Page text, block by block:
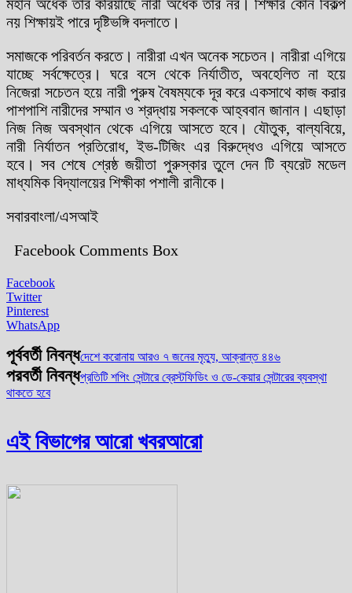
মহান অর্ধেক তার করিয়াছে নারী অর্ধেক তার নর। শিক্ষার কোন বিকল্প
নয় শিক্ষায়ই পারে দৃষ্টিভঙ্গি বদলাতে।
সমাজকে পরিবর্তন করতে। নারীরা এখন অনেক সচেতন। নারীরা এগিয়ে
যাচ্ছে সর্বক্ষেত্রে। ঘরে বসে থেকে নির্যাতীত, অবহেলিত না হয়ে
নিজেরা সচেতন হয়ে নারী পুরুষ বৈষম্যকে দূর করে একসাথে কাজ করার
পাশপাশি নারীদের সম্মান ও শ্রদ্ধায় সকলকে আহ্ববান জানান। এছাড়া
নিজ নিজ অবস্থান থেকে এগিয়ে আসতে হবে। যৌতুক, বাল্যবিয়ে,
নারী নির্যাতন প্রতিরোধ, ইভ-টিজিং এর বিরুদ্ধেও এগিয়ে আসতে
হবে। সব শেষে শ্রেষ্ঠ জয়ীতা পুরুস্কার তুলে দেন টি ব্যরেট মডেল
মাধ্যমিক বিদ্যালয়ের শিক্ষীকা পশালী রানীকে।
সবারবাংলা/এসআই
Facebook Comments Box
Facebook
Twitter
Pinterest
WhatsApp
পূর্ববর্তী নিবন্ধদেশে করোনায় আরও ৭ জনের মৃত্যু, আক্রান্ত ৪৪৬
পরবর্তী নিবন্ধপ্রতিটি শপিং সেন্টারে ব্রেস্টফিডিং ও ডে-কেয়ার সেন্টারের ব্যবস্থা
থাকতে হবে
এই বিভাগের আরো খবরআরো